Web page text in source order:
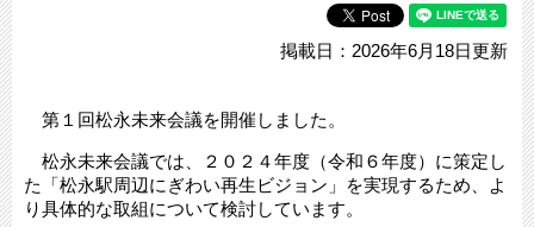
掲載日：2026年6月18日更新
第１回松永未来会議を開催しました。
松永未来会議では、２０２４年度（令和６年度）に策定し
た「松永駅周辺にぎわい再生ビジョン」を実現するため、よ
り具体的な取組について検討しています。